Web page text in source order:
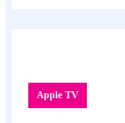
Apple TV